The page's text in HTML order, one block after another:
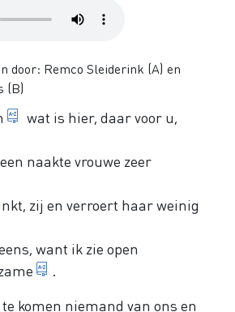
door: Remco Sleiderink (A) en
(B)
vriend
wat is hier, daar voor u,
naakte vrouwe zeer
zij en verroert haar weinig
want ik zie open
komen niemand van ons en